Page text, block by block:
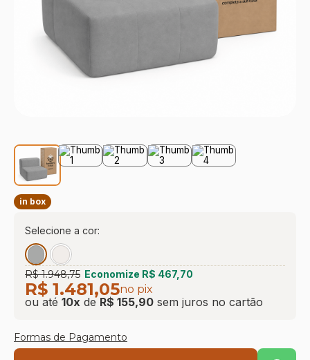
in box
Selecione a cor:
R$ 1.948,75 Economize R$ 467,70
R$ 1.481,05no pix
ou até 10x de R$ 155,90 sem juros no cartão
Formas de Pagamento